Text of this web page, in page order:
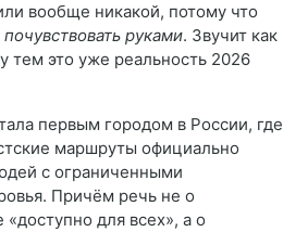
вообще никакой, потому что
почувствовать руками. Звучит как
тем это уже реальность 2026
первым городом в России, где
маршруты официально
с ограниченными
Причём речь не о
для всех», а о